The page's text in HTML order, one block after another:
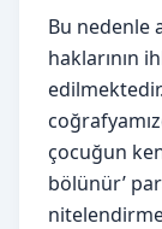
Bu nedenle
haklarının
çocuğun
bölünür’